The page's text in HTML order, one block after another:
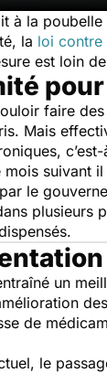
à la
la loi contre
est loin
faire
Mais
suivant
le
plusieurs
un
de
le